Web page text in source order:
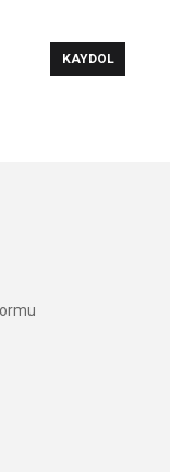
KAYDOL